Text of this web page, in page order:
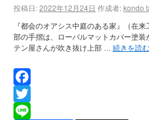
投稿日:2022年12月24日 作成者:kondo
『都会のオアシス中庭のある家』（在
部の手摺は、ローバルマットカバー塗
テン屋さんが吹き抜け上部 … 続きを読む
Facebook
Twitter